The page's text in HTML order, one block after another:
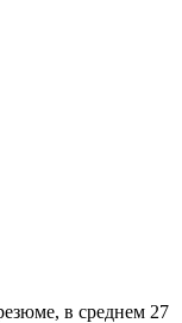
в среднем 27